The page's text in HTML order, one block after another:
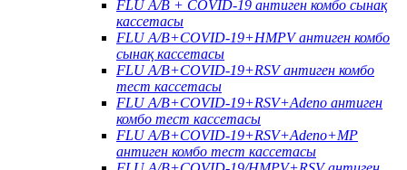
FLU A/B + COVID-19 антиген комбо сынақ
кассетасы
FLU A/B+COVID-19+HMPV антиген комбо
сынақ кассетасы
FLU A/B+COVID-19+RSV антиген комбо
тест кассетасы
FLU A/B+COVID-19+RSV+Adeno антиген
комбо тест кассетасы
FLU A/B+COVID-19+RSV+Adeno+MP
антиген комбо тест кассетасы